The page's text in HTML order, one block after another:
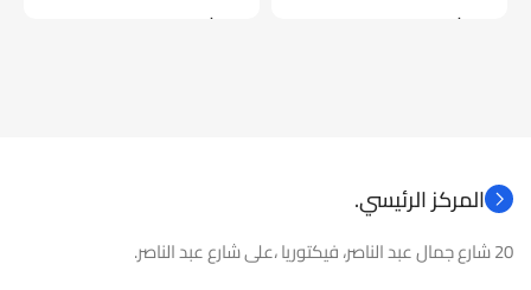
موديل موديل
المركز الرئيسي.
20 شارع جمال عبد الناصر، فيكتوريا ،على شارع عبد الناصر.